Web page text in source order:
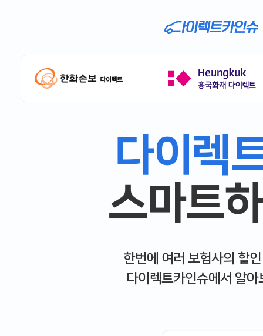
다이렉
스마트
한번에 여러 보험사의 할
다이렉트카인슈에서 알아